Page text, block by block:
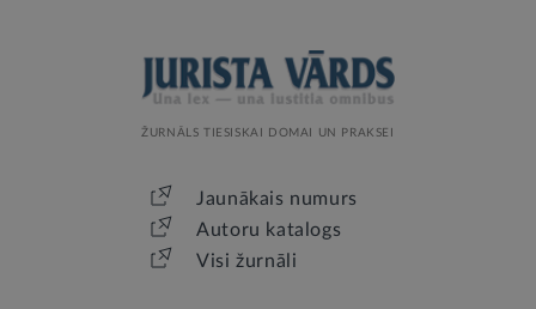
ŽURNĀLS TIESISKAI DOMAI UN PRAKSEI
Jaunākais numurs
Autoru katalogs
Visi žurnāli